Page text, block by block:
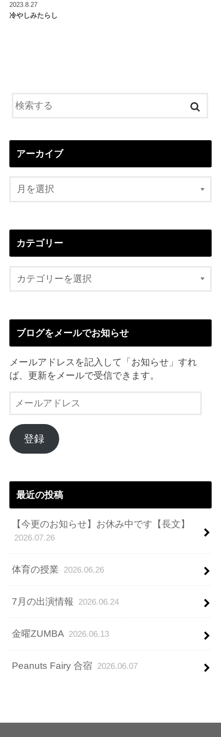
2023.8.27
冷やしみたらし
アーカイブ
カテゴリー
ブログをメールでお知らせ
メールアドレスを記入して「お知らせ」すれ
ば、更新をメールで受信できます。
ル
ア
ド
登録
最近の投稿
【今更のお知らせ】お休み中です【長文】
2026.07.26
体育の授業 2026.06.26
7月の出演情報 2026.06.24
金曜ZUMBA 2026.06.13
Peanuts Fairy 合宿 2026.06.07